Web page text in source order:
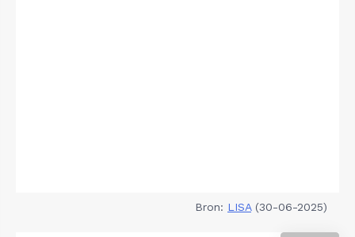
Bron: LISA(30-06-2025)